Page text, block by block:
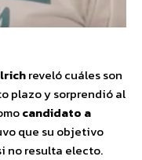
reveló cuáles son
plazo y sorprendió al
candidato a
que su objetivo
no resulta electo.